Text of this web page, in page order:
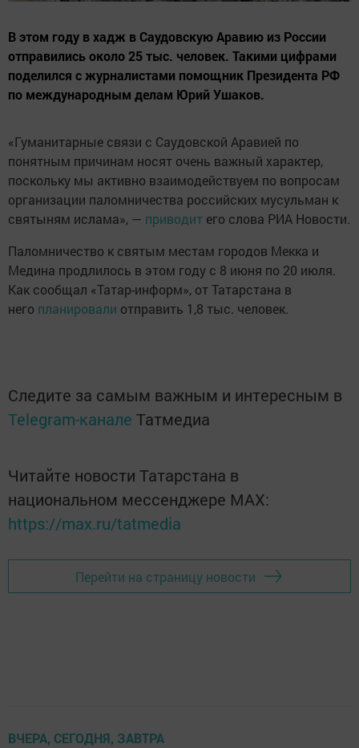
В этом году в хадж в Саудовскую Аравию из России
отправились около 25 тыс. человек. Такими цифрами
поделился с журналистами помощник Президента РФ
по международным делам Юрий Ушаков.
«Гуманитарные связи с Саудовской Аравией по
понятным причинам носят очень важный характер,
поскольку мы активно взаимодействуем по вопросам
организации паломничества российских мусульман к
святыням ислама», — приводит его слова РИА Новости.
Паломничество к святым местам городов Мекка и
Медина продлилось в этом году с 8 июня по 20 июля.
Как сообщал «Татар-информ», от Татарстана в
него планировали отправить 1,8 тыс. человек.
Следите за самым важным и интересным в
Telegram-канале Татмедиа
Читайте новости Татарстана в
национальном мессенджере MАХ:
https://max.ru/tatmedia
Перейти на страницу новости
ВЧЕРА, СЕГОДНЯ, ЗАВТРА